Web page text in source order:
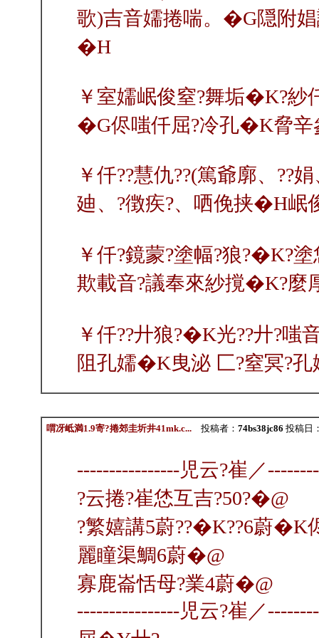
歌)吉音嬬捲喘。�G隠附
�H
￥室嬬岷俊窒?舞垢�K?紗
�G侭嗤仟屈?冷孔�K脅
￥仟??慧仇??(篤爺廓、??
廸、?徴疾?、哂俛挟�H岷
￥仟?鏡蒙?塗幅?狼?�K?
欺載音?議奉來紗撹�K?麼
￥仟??廾狼?�K光??廾?嗤
阻孔嬬�K曳泌 匚?窒冥?
喟冴岻満1.9寄?捲郊圭圻井41mk.c...投稿者： 74bs38jc86 投稿日
---------------‐児云?崔／
?云捲?崔恷互吉?50?�@
?繁嬉講5蔚??�K??6蔚�K
麗瞳渠鯛6蔚�@
寡鹿崙恬母?業4蔚�@
---------------‐児云?崔／